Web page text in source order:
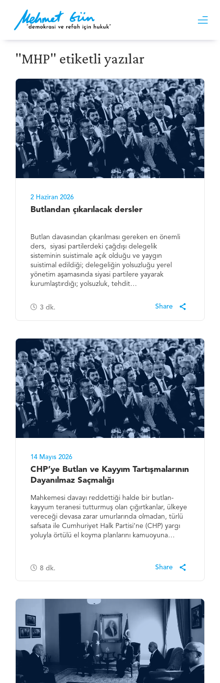
"MHP" etiketli yazılar
2 Haziran 2026
Butlandan çıkarılacak dersler
Butlan davasından çıkarılması gereken en önemli
ders, siyasi partilerdeki çağdışı delegelik
sisteminin suistimale açık olduğu ve yaygın
suistimal edildiği; delegeliğin yolsuzluğu yerel
yönetim aşamasında siyasi partilere yayarak
kurumlaştırdığı; yolsuzluk, tehdit…
3 dk.
14 Mayıs 2026
CHP’ye Butlan ve Kayyım Tartışmalarının
Dayanılmaz Saçmalığı
Mahkemesi davayı reddettiği halde bir butlan-
kayyum teranesi tutturmuş olan çığırtkanlar, ülkeye
vereceği devasa zarar umurlarında olmadan, türlü
safsata ile Cumhuriyet Halk Partisi’ne (CHP) yargı
yoluyla örtülü el koyma planlarını kamuoyuna…
8 dk.